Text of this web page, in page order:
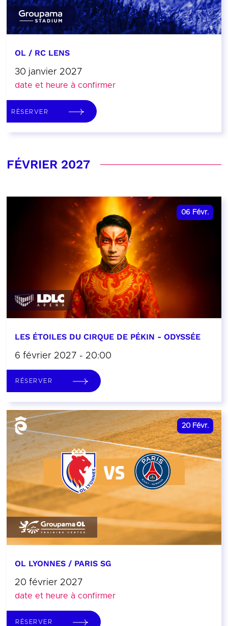
OL / RC LENS
30 janvier 2027
date et heure à confirmer
RÉSERVER
FÉVRIER 2027
06 Févr.
LES ÉTOILES DU CIRQUE DE PÉKIN - ODYSSÉE
6 février 2027 - 20:00
RÉSERVER
20 Févr.
OL LYONNES / PARIS SG
20 février 2027
date et heure à confirmer
RÉSERVER